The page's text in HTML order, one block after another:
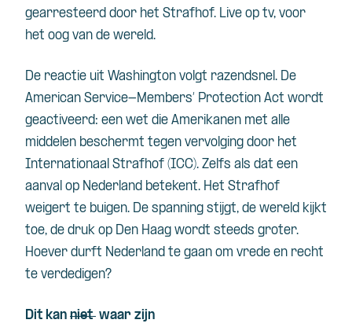
gearresteerd door het Strafhof. Live op tv, voor
het oog van de wereld.
De reactie uit Washington volgt razendsnel. De
American Service-Members’ Protection Act wordt
geactiveerd: een wet die Amerikanen met alle
middelen beschermt tegen vervolging door het
Internationaal Strafhof (ICC). Zelfs als dat een
aanval op Nederland betekent. Het Strafhof
weigert te buigen. De spanning stijgt, de wereld kijkt
toe, de druk op Den Haag wordt steeds groter.
Hoever durft Nederland te gaan om vrede en recht
te verdedigen?
Dit kan niet waar zijn